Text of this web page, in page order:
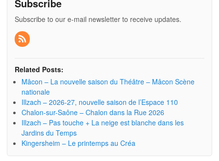
Subscribe
Subscribe to our e-mail newsletter to receive updates.
Related Posts:
Mâcon – La nouvelle saison du Théâtre – Mâcon Scène
nationale
Illzach – 2026-27, nouvelle saison de l’Espace 110
Chalon-sur-Saône – Chalon dans la Rue 2026
Illzach – Pas touche + La neige est blanche dans les
Jardins du Temps
Kingersheim – Le printemps au Créa